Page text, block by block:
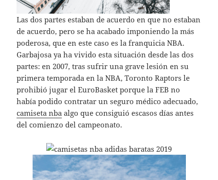
Las dos partes estaban de acuerdo en que no estaban
de acuerdo, pero se ha acabado imponiendo la más
poderosa, que en este caso es la franquicia NBA.
Garbajosa ya ha vivido esta situación desde las dos
partes: en 2007, tras sufrir una grave lesión en su
primera temporada en la NBA, Toronto Raptors le
prohibió jugar el EuroBasket porque la FEB no
había podido contratar un seguro médico adecuado,
camiseta nba algo que consiguió escasos días antes
del comienzo del campeonato.